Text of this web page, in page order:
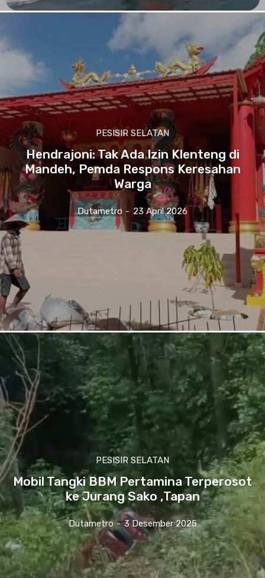
PESISIR SELATAN
Hendrajoni: Tak Ada Izin Klenteng di
Mandeh, Pemda Respons Keresahan
Warga
Dutametro - 23 April 2026
PESISIR SELATAN
Mobil Tangki BBM Pertamina Terperosot
ke Jurang Sako ,Tapan
Dutametro - 3 Desember 2025